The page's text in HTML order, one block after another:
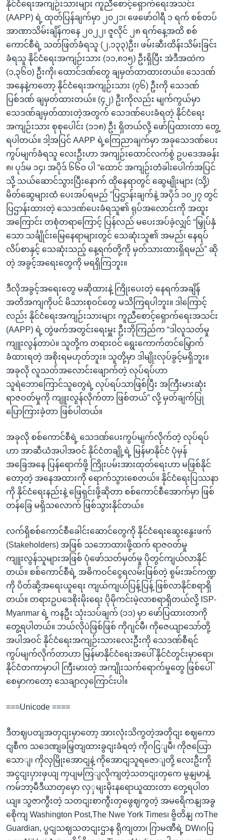
နိုင်ငံရေးအကျဉ်းသားများ ကူညီစောင့်ရှောက်ရေးအသင်း
(AAPP) ရဲ့ ထုတ်ပြန်ချက်မှာ ၂၀၂၁၊ ဖေဖော်ဝါရီ ၁ ရက် စစ်တပ်
အာဏာသိမ်းချိန်ကနေ ၂၀၂၂၊ ဇူလိုင် ၂၈ ရက်နေ့အထိ စစ်
ကောင်စီရဲ့ သတ်ဖြတ်ခံရသူ (၂,၁၃၃)ဦး၊ ဖမ်းဆီးထိန်းသိမ်းခြင်း
ခံရသူ နိုင်ငံရေးအကျဉ်းသား (၁၁,၈၁၅) ဦးရှိပြီး အဲဒီအထဲက
(၁,၃၆၀) ဦးကို၊ ထောင်ဒဏ်တွေ ချမှတ်ထာထားတယ်။ သေဒဏ်
အနေနဲ့ကတော့ နိုင်ငံရေးအကျဉ်းသား (၇၆) ဦးကို သေဒဏ်
ပြစ်ဒဏ် ချမှတ်ထားတယ်။ (၄၂) ဦးကိုလည်း မျက်ကွယ်မှာ
သေဒဏ်ချမှတ်ထားတဲ့အတွက် သေဒဏ်ပေးခံရတဲ့ နိုင်ငံရေး
အကျဉ်းသား စုစုပေါင်း (၁၁၈) ဦး ရှိတယ်လို့ ဖော်ပြထားတာ တွေ့
ရပါတယ်။ ဒါ့အပြင် AAPP ရဲ့ကြေညာချက်မှာ အခုသေဒဏ်ပေး
ကွပ်မျက်ခံရသူ လေးဦးဟာ အကျဉ်းထောင်လက်စွဲ ဥပဒေအခန်း
၈၊ ပုဒ်မ ၁၄၊ အပိုဒ် ၆၆၀ ပါ “ထောင် အကျဉ်းတံခါးပေါက်အပြင်
သို့ သယ်ဆောင်သွားပြီးနောက် ထိုနေရာတွင် ဆွေမျိုးများ (သို့)
မိတ်ဆွေများထံ ပေးအပ်ရမည် ”ပြဌာန်းချက်နဲ့ အပိုဒ် ၁၀၂၇ တွင်
ပြဌာန်းထားတဲ့ သေဒဏ်ပေးခံရသူ၏ ရုပ်အလောင်းကို အထူး
အကြောင်း တစုံတရာကြောင့် ပြန်လည် မပေးအပ်ခဲ့လျှင် “မြှုပ်နှံ
သော သင်္ချိုင်းမြေနေရာများတွင် သေဆုံးသူ၏ အမည်၊ နေရပ်
လိပ်စာနှင့် သေဆုံးသည့် နေ့ရက်တို့ကို မှတ်သားထားရှိရမည်” ဆို
တဲ့ အခွင့်အရေးတွေကို မရရှိကြဘူး။
ဒီလိုအခွင့်အရေးတွေ မဆိုထားနဲ့ ကြိုးပေးတဲ့ နေရက်အချိန်
အတိအကျကိုပင် မိသားစုဝင်တွေ မသိကြရပါဘူး။ ဒါကြောင့်
လည်း နိုင်ငံရေးအကျဉ်းသားများ ကူညီစောင့်ရှောက်ရေးအသင်း
(AAPP) ရဲ့ တွဲဖက်အတွင်းရေးမှူး ဦးဘိုကြည်က “ဒါလူသတ်မှု
ကျူးလွန်တာပဲ။ သူတို့က တရားဝင် ရွေးကောက်တင်မြှောက်
ခံထားရတဲ့ အစိုးရမဟုတ်ဘူး။ သူတို့မှာ ဒါမျိုးလုပ်ခွင့်မရှိဘူး။
အခုလို လူသတ်အလောင်းဖျောက်တဲ့ လုပ်ရပ်ဟာ
သူရဲဘောကြောင်သူတွေရဲ့ လုပ်ရပ်သာဖြစ်ပြီး အကြီးမားဆုံး
ရာဇဝတ်မှုကို ကျူးလွန်လိုက်တာ ဖြစ်တယ်” လို့ မှတ်ချက်ပြု
ပြောကြားခဲ့တာ ဖြစ်ပါတယ်။
အခုလို စစ်ကောင်စီရဲ့ သေဒဏ်ပေးကွပ်မျက်လိုက်တဲ့ လုပ်ရပ်
ဟာ အာဆီယံအပါအဝင် နိုင်ငံတချို့ရဲ့ မြန်မာနိုင်ငံ ပုံမှန်
အခြေအနေ ပြန်ရောက်ဖို့ ကြိုးပမ်းအားထုတ်ရေးဟာ မဖြစ်နိုင်
တော့တဲ့ အနေအထားကို ရောက်သွားစေတယ်။ နိုင်ငံရေးပြဿနာ
ကို နိုင်ငံရေးနည်းနဲ့ ဖြေရှင်းဖို့ဆိုတာ စစ်ကောင်စီအောက်မှာ ဖြစ်
တန်ခြေ မရှိသလောက် ဖြစ်သွားနိုင်တယ်။
လက်ရှိစစ်ကောင်စီခေါင်းဆောင်တွေကို နိုင်ငံရေးဆွေးနွေးဖက်
(Stakeholders) အဖြစ် သဘောထားဖို့ထက် ရာဇဝတ်မှု
ကျူးလွန်သူများအဖြစ် ပုံဖော်သတ်မှတ်မှု ပိုတွင်ကျယ်လာနိုင်
တယ်။ စစ်ကောင်စီရဲ့ အဓိကဝင်ငွေရလမ်းဖြစ်တဲ့ စွမ်းအင်ကဏ္ဍ
ကို ပိတ်ဆို့အရေးယူရေး ကျယ်ကျယ်ပြန့်ပြန့် ဖြစ်လာနိုင်စရာရှိ
တယ်။ တရားဥပဒေစိုးမိုးရေး ပိုမိုကင်းမဲ့လာစရာရှိတယ်လို့ ISP-
Myanmar ရဲ့ ကနဦး သုံးသပ်ချက် (၁၁) မှာ ဖော်ပြထားတာကို
တွေ့ရပါတယ်။ ဘယ်လိုပဲဖြစ်ဖြစ် ကိုဂျင်မီ၊ ကိုဇေယျာသော်တို့
အပါအဝင် နိုင်ငံရေးအကျဉ်းသားလေးဦးကို သေဒဏ်စီရင်
ကွပ်မျက်လိုက်တာဟာ မြန်မာနိုင်ငံရေးအပေါ် နိုင်ငံတွင်းမှာရော၊
နိုင်ငံတကာမှာပါ ကြီးမားတဲ့ အကျိုးသက်ရောက်မှုတွေ ဖြစ်ပေါ်
စေမှာကတော့ သေချာလှကြောင်းပါ။
===Unicode ====
ဒီတဈပတျအတှငျးမှာတော့ အားလုံးသိကွတဲ့အတိုငျး စဈကော
ငျစီက သဒေဏျခမြှတျထားခွငျးခံရတဲ့ ကိုဂငြျမီ၊ ကိုဇယြော
သောျ၊ ကိုလှမြိုးအောငျနဲ့ ကိုအောငျသူရဇောျတို့ လေးဦးကို
အငွငျးပှားဖှယျ ကှပျမကြျလိုကျတဲ့သတငျးတှကေ မွနျမာနဲ့
ကမ်ဘာ့မီဒီယာတှမှော လှှမျးမိုးနရောယူထားတာ တှေ့ရပါတ
ယျ။ သွဇာကွီးတဲ့ သတငျးစာကွီးတှဖွေဈကွတဲ့ အမရေိကနျအခွ
စေိုကျ Washington Post,The Nwe York Times၊ ဗွိတိနျ ကThe
Guardian, ပွငျသဈသတငျးဌာန ရိုကျတာ၊ ဂြာမဏီရဲ့ DW၊ဂပြ